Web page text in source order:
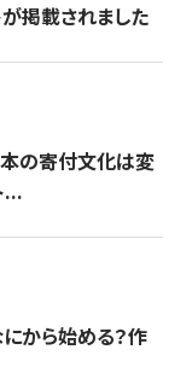
掲載されました
の寄付文化は変
...
から始める？作